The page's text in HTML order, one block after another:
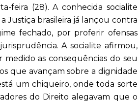
feira (28). A conhecida socialite
Justiça brasileira já lançou contra
fechado, por proferir ofensas
A socialite afirmou,
as consequências do seu
que avançam sobre a dignidade
um chiqueiro, onde toda sorte
do Direito alegavam que o